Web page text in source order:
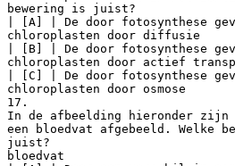
bewering is juist?
| [A] | De door fotosynthese
chloroplasten door diffusie
| [B] | De door fotosynthese
chloroplasten door actief
| [C] | De door fotosynthese
chloroplasten door osmose
17.
In de afbeelding hieronder zijn
een bloedvat afgebeeld. Welke
juist?
bloedvat